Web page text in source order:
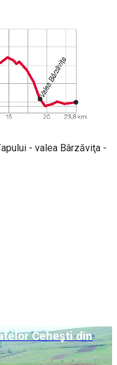
- valea Bârzăviţa -
Ceheşti din